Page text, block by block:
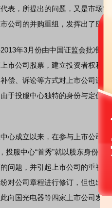
表，所提出的问题，又是市场
公司的并购重组，发挥出了应有
年3月份由中国证监会批准设
市公司股票，建立投资者权利
偿、诉讼等方式对上市公司违
于投服中心独特的身份与定位
成立以来，在参与上市公司治
投服中心“首秀”就以股东身份参
问题，并引起上市公司的重视
对公司章程进行修订，但也出
向国光电器等四家上市公司发